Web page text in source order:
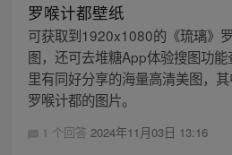
罗喉计都壁纸
可获取到1920x1080的《琉璃》
图，还可去堆糖App体验搜图功
里有同好分享的海量高清美图，
罗喉计都的图片。
1 个回答 2024年11月03日 13:16